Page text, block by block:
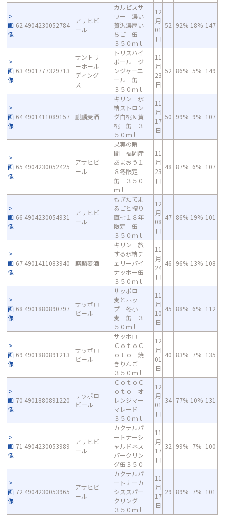
画
像
62 4904230052784
アサヒビ
ール
カルピスサ
ワー 濃い
贅沢濃厚い
ちご 缶
３５０ｍｌ
12
月
01
日
52 92% 18% 147
画
像
63 4901777329713
サントリ
ーホール
ディング
ス
トリスハイ
ボール ジ
ンジャーエ
ール 缶
３５０ｍｌ
11
月
23
日
52 86% 5% 149
画
像
64 4901411089157 麒麟麦酒
キリン 氷
結ストロン
グ白桃＆黄
桃 缶 ３
５０ｍｌ
11
月
17
日
50 99% 9% 107
画
像
65 4904230052425
アサヒビ
ール
果実の瞬
間 福岡産
あまおう１
８冬限定
缶 ３５０
ｍｌ
11
月
23
日
48 87% 6% 107
画
像
66 4904230054931
アサヒビ
ール
もぎたてま
るごと搾り
直七１８年
限定 缶
３５０ｍｌ
12
月
08
日
47 86% 19% 101
画
像
67 4901411083940 麒麟麦酒
キリン 旅
する氷結チ
ェリーパイ
ナッポー缶
３５０ｍｌ
11
月
24
日
46 96% 13% 108
画
像
68 4901880890797
サッポロ
ビール
サッポロ
麦とホッ
プ 冬小
麦 缶 ３
５０ｍｌ
11
月
10
日
45 88% 6% 112
画
像
69 4901880891213
サッポロ
ビール
サッポロ
ＣｏｔｏＣ
ｏｔｏ 焼
きりんご
３５０ｍｌ
12
月
01
日
40 83% 7% 135
画
像
70 4901880891220
サッポロ
ビール
ＣｏｔｏＣ
ｏｔｏ オ
レンジマー
マレード
３５０ｍｌ
12
月
01
日
34 77% 10% 131
画
像
71 4904230053989
アサヒビ
ール
カクテルパ
ートナーシ
ャルドネス
パークリン
グ缶３５０
11
月
17
日
32 99% 7% 100
画
像
72 4904230053965
アサヒビ
ール
カクテルパ
ートナーカ
シススパー
クリング
３５０ｍｌ
11
月
17
日
29 89% 7% 101